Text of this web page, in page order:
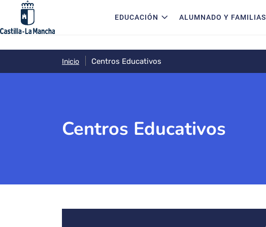
Pasar al contenido principalNavegación principal
EDUCACIÓN ALUMNADO Y FAMILIAS
Inicio Centros Educativos
Centros Educativos